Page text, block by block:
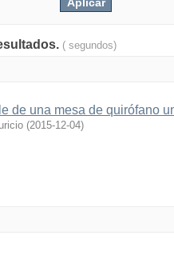
( segundos)
de una mesa de quirófano
(2015-12-04)